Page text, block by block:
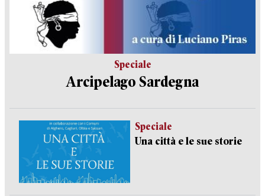
Speciale
Arcipelago Sardegna
Speciale
Una città e le sue storie